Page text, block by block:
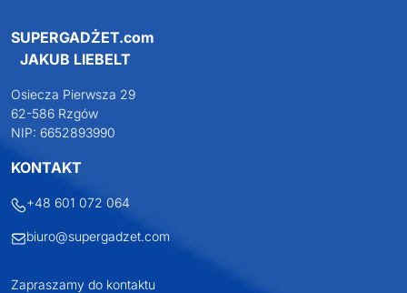
SUPERGADŻET.com
JAKUB LIEBELT
Osiecza Pierwsza 29
62-586 Rzgów
NIP: 6652893990
KONTAKT
+48 601 072 064
biuro@supergadzet.com
Zapraszamy do kontaktu